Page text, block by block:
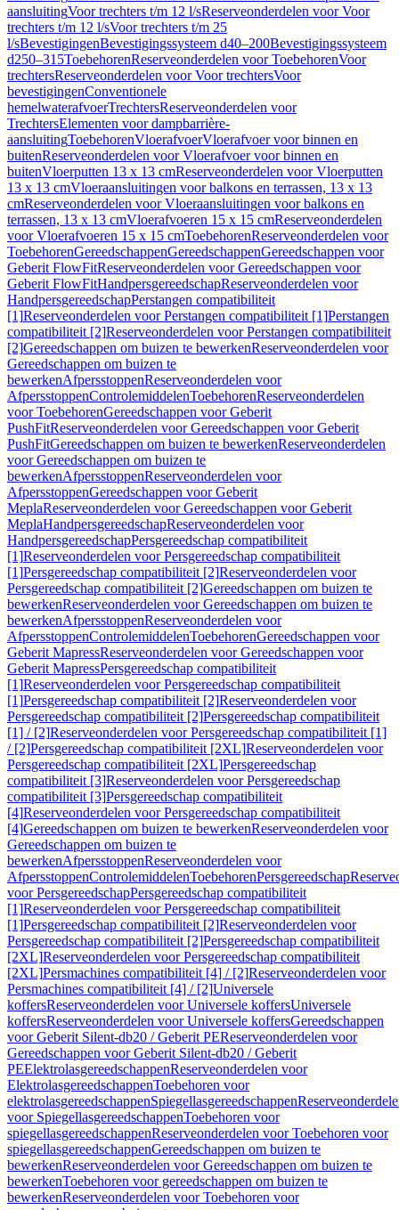
aansluitingVoor trechters t/m 12 l/sReserveonderdelen voor Voor
trechters t/m 12 l/sVoor trechters t/m 25
l/sBevestigingenBevestigingssysteem d40–200Bevestigingssysteem
d250–315ToebehorenReserveonderdelen voor ToebehorenVoor
trechtersReserveonderdelen voor Voor trechtersVoor
bevestigingenConventionele
hemelwaterafvoerTrechtersReserveonderdelen voor
TrechtersElementen voor dampbarrière-
aansluitingToebehorenVloerafvoerVloerafvoer voor binnen en
buitenReserveonderdelen voor Vloerafvoer voor binnen en
buitenVloerputten 13 x 13 cmReserveonderdelen voor Vloerputten
13 x 13 cmVloeraansluitingen voor balkons en terrassen, 13 x 13
cmReserveonderdelen voor Vloeraansluitingen voor balkons en
terrassen, 13 x 13 cmVloerafvoeren 15 x 15 cmReserveonderdelen
voor Vloerafvoeren 15 x 15 cmToebehorenReserveonderdelen voor
ToebehorenGereedschappenGereedschappenGereedschappen voor
Geberit FlowFitReserveonderdelen voor Gereedschappen voor
Geberit FlowFitHandpersgereedschapReserveonderdelen voor
HandpersgereedschapPerstangen compatibiliteit
[1]Reserveonderdelen voor Perstangen compatibiliteit [1]Perstangen
compatibiliteit [2]Reserveonderdelen voor Perstangen compatibiliteit
[2]Gereedschappen om buizen te bewerkenReserveonderdelen voor
Gereedschappen om buizen te
bewerkenAfpersstoppenReserveonderdelen voor
AfpersstoppenControlemiddelenToebehorenReserveonderdelen
voor ToebehorenGereedschappen voor Geberit
PushFitReserveonderdelen voor Gereedschappen voor Geberit
PushFitGereedschappen om buizen te bewerkenReserveonderdelen
voor Gereedschappen om buizen te
bewerkenAfpersstoppenReserveonderdelen voor
AfpersstoppenGereedschappen voor Geberit
MeplaReserveonderdelen voor Gereedschappen voor Geberit
MeplaHandpersgereedschapReserveonderdelen voor
HandpersgereedschapPersgereedschap compatibiliteit
[1]Reserveonderdelen voor Persgereedschap compatibiliteit
[1]Persgereedschap compatibiliteit [2]Reserveonderdelen voor
Persgereedschap compatibiliteit [2]Gereedschappen om buizen te
bewerkenReserveonderdelen voor Gereedschappen om buizen te
bewerkenAfpersstoppenReserveonderdelen voor
AfpersstoppenControlemiddelenToebehorenGereedschappen voor
Geberit MapressReserveonderdelen voor Gereedschappen voor
Geberit MapressPersgereedschap compatibiliteit
[1]Reserveonderdelen voor Persgereedschap compatibiliteit
[1]Persgereedschap compatibiliteit [2]Reserveonderdelen voor
Persgereedschap compatibiliteit [2]Persgereedschap compatibiliteit
[1] / [2]Reserveonderdelen voor Persgereedschap compatibiliteit [1]
/ [2]Persgereedschap compatibiliteit [2XL]Reserveonderdelen voor
Persgereedschap compatibiliteit [2XL]Persgereedschap
compatibiliteit [3]Reserveonderdelen voor Persgereedschap
compatibiliteit [3]Persgereedschap compatibiliteit
[4]Reserveonderdelen voor Persgereedschap compatibiliteit
[4]Gereedschappen om buizen te bewerkenReserveonderdelen voor
Gereedschappen om buizen te
bewerkenAfpersstoppenReserveonderdelen voor
AfpersstoppenControlemiddelenToebehorenPersgereedschap
voor PersgereedschapPersgereedschap compatibiliteit
[1]Reserveonderdelen voor Persgereedschap compatibiliteit
[1]Persgereedschap compatibiliteit [2]Reserveonderdelen voor
Persgereedschap compatibiliteit [2]Persgereedschap compatibiliteit
[2XL]Reserveonderdelen voor Persgereedschap compatibiliteit
[2XL]Persmachines compatibiliteit [4] / [2]Reserveonderdelen voor
Persmachines compatibiliteit [4] / [2]Universele
koffersReserveonderdelen voor Universele koffersUniversele
koffersReserveonderdelen voor Universele koffersGereedschappen
voor Geberit Silent-db20 / Geberit PEReserveonderdelen voor
Gereedschappen voor Geberit Silent-db20 / Geberit
PEElektrolasgereedschappenReserveonderdelen voor
ElektrolasgereedschappenToebehoren voor
elektrolasgereedschappenSpiegellasgereedschappen
voor SpiegellasgereedschappenToebehoren voor
spiegellasgereedschappenReserveonderdelen voor Toebehoren voor
spiegellasgereedschappenGereedschappen om buizen te
bewerkenReserveonderdelen voor Gereedschappen om buizen te
bewerkenToebehoren voor gereedschappen om buizen te
bewerkenReserveonderdelen voor Toebehoren voor